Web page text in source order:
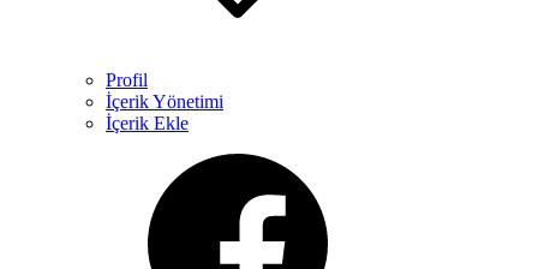
Profil
İçerik Yönetimi
İçerik Ekle